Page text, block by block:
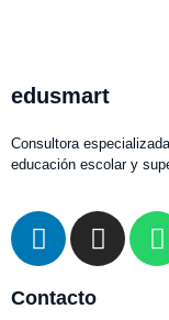
edusmart
Consultora
educación escolar y
Contacto